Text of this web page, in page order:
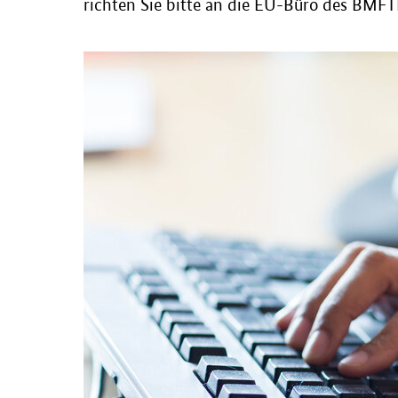
richten Sie bitte an die EU-Büro des